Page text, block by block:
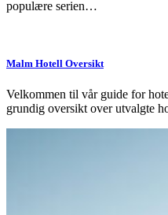
populære serien…
Malm Hotell Oversikt
Velkommen til vår guide for
grundig oversikt over utvalgte